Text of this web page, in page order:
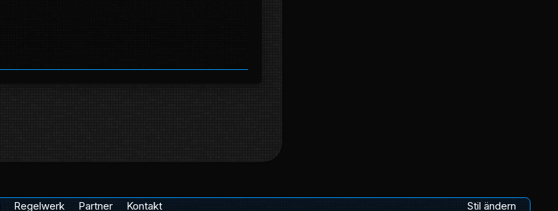
Stil ändern
Regelwerk Partner Kontakt